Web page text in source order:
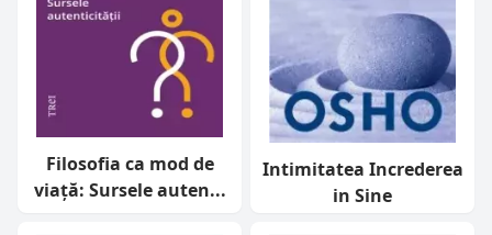
Filosofia ca mod de
viață: Sursele auten...
Intimitatea Increderea
in Sine